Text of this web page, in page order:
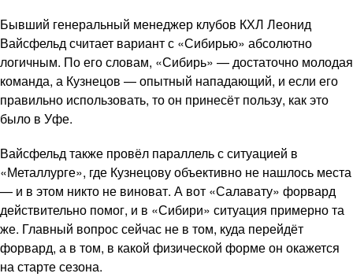
Бывший генеральный менеджер клубов КХЛ Леонид
Вайсфельд считает вариант с «Сибирью» абсолютно
логичным. По его словам, «Сибирь» — достаточно молодая
команда, а Кузнецов — опытный нападающий, и если его
правильно использовать, то он принесёт пользу, как это
было в Уфе.
Вайсфельд также провёл параллель с ситуацией в
«Металлурге», где Кузнецову объективно не нашлось места
— и в этом никто не виноват. А вот «Салавату» форвард
действительно помог, и в «Сибири» ситуация примерно та
же. Главный вопрос сейчас не в том, куда перейдёт
форвард, а в том, в какой физической форме он окажется
на старте сезона.